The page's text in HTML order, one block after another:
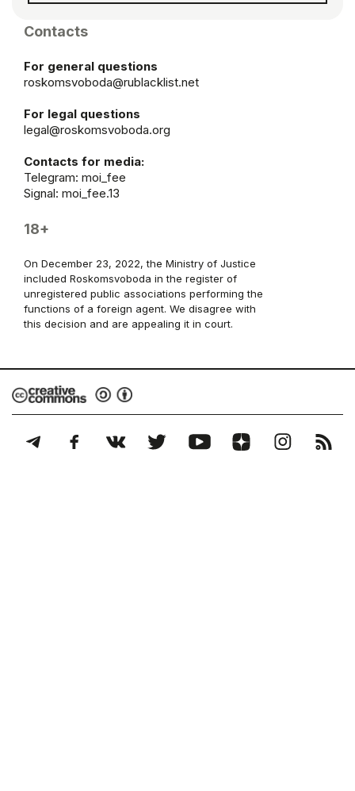
Contacts
For general questions
roskomsvoboda@rublacklist.net
For legal questions
legal@roskomsvoboda.org
Contacts for media:
Telegram: moi_fee
Signal: moi_fee.13
18+
On December 23, 2022, the Ministry of Justice
included Roskomsvoboda in the register of
unregistered public associations performing the
functions of a foreign agent. We disagree with
this decision and are appealing it in court.